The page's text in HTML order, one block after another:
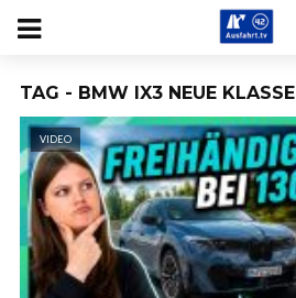
TAG - BMW IX3 NEUE KLASSE
VIDEO